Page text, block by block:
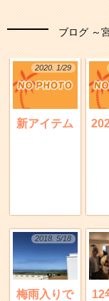
ブログ ～
2020. 1/29
新アイテム
2018. 5/18
梅雨入りで
12